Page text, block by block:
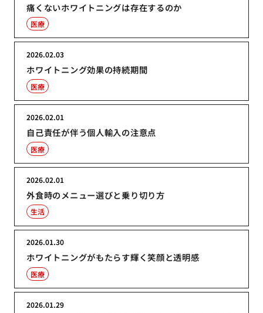
痛くないホワイトニングは存在するのか
医療
ホワイトニング効果の持続期間
2026.02.03
医療
自己責任が伴う個人輸入の注意点
2026.02.01
医療
外食時のメニュー選びと乗り切り方
2026.02.01
生活
ホワイトニングがもたらす輝く笑顔と透明感
2026.01.30
医療
2026.01.29